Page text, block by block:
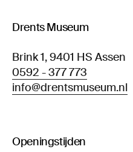
Drents Museum
Brink 1, 9401 HS Assen
0592 - 377 773
info@drentsmuseum.nl
Openingstijden